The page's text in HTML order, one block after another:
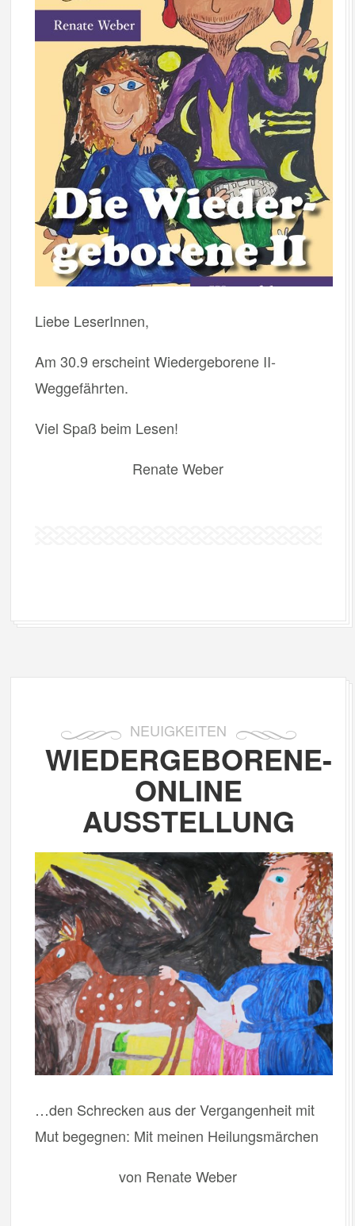
Liebe LeserInnen,
Am 30.9 erscheint Wiedergeborene II-
Weggefährten.
Viel Spaß beim Lesen!
Renate Weber
NEUIGKEITEN
WIEDERGEBORENE-
ONLINE
AUSSTELLUNG
…den Schrecken aus der Vergangenheit mit
Mut begegnen: Mit meinen Heilungsmärchen
von Renate Weber